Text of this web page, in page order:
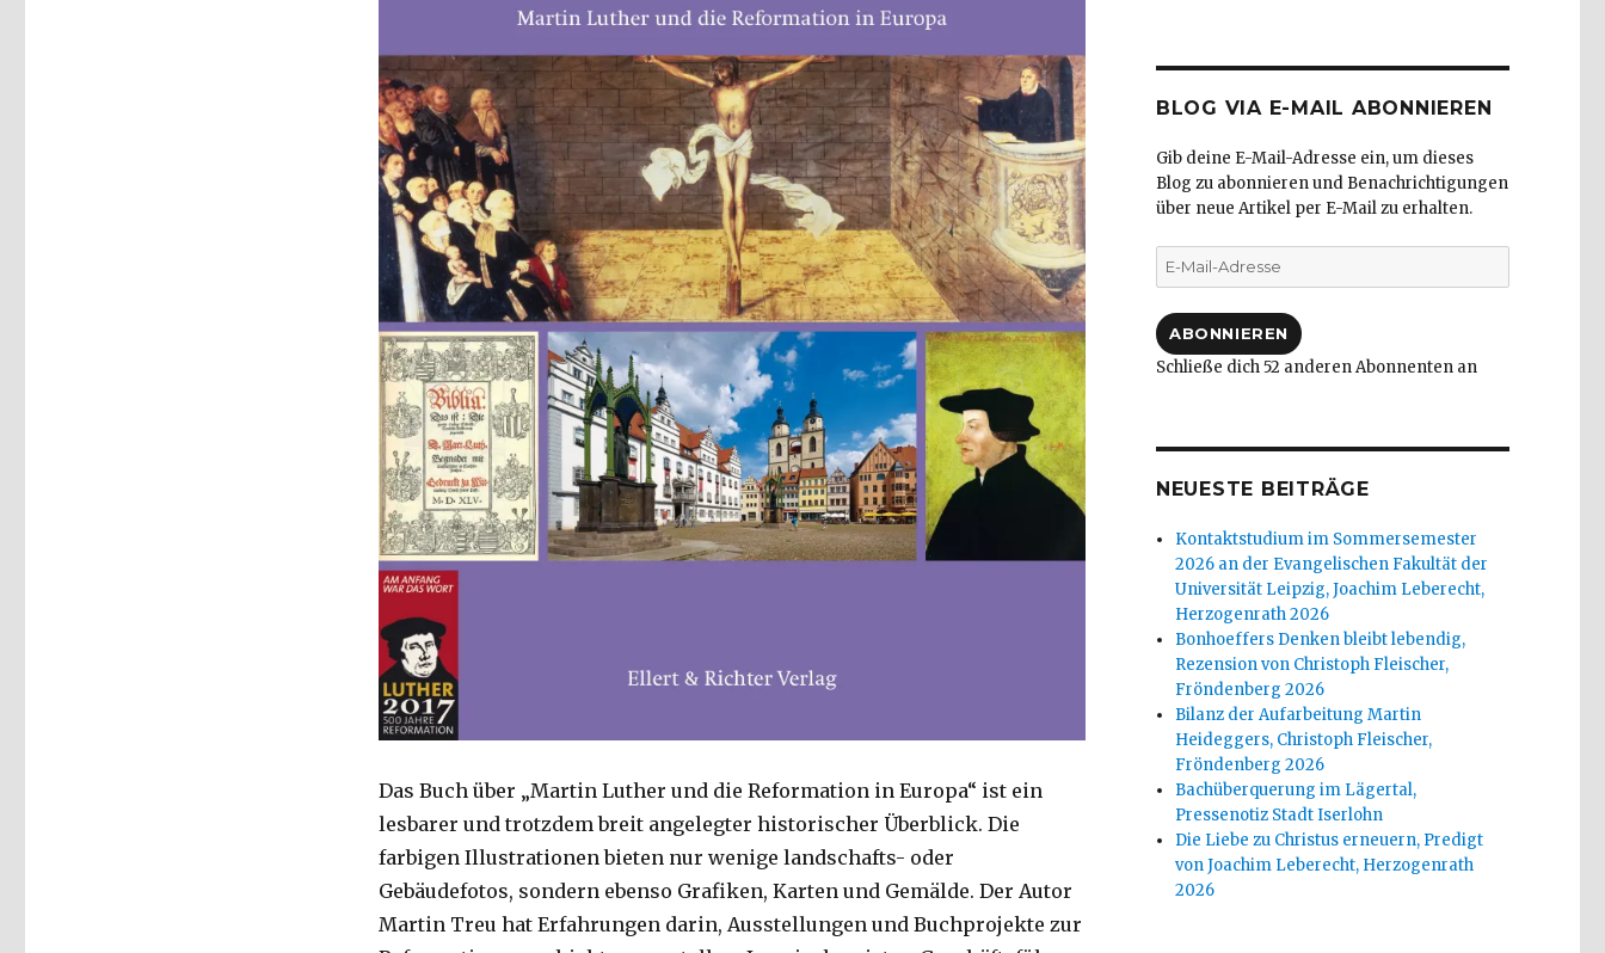
Das Buch über „Martin Luther und die Reformation in Europa“ ist ein
lesbarer und trotzdem breit angelegter historischer Überblick. Die
farbigen Illustrationen bieten nur wenige landschafts- oder
Gebäudefotos, sondern ebenso Grafiken, Karten und Gemälde. Der Autor
Martin Treu hat Erfahrungen darin, Ausstellungen und Buchprojekte zur
BLOG VIA E-MAIL ABONNIEREN
Gib deine E-Mail-Adresse ein, um dieses
Blog zu abonnieren und Benachrichtigungen
über neue Artikel per E-Mail zu erhalten.
E-
Mail-
ABONNIEREN
Schließe dich 52 anderen Abonnenten an
NEUESTE BEITRÄGE
Kontaktstudium im Sommersemester
2026 an der Evangelischen Fakultät der
Universität Leipzig, Joachim Leberecht,
Herzogenrath 2026
Bonhoeffers Denken bleibt lebendig,
Rezension von Christoph Fleischer,
Fröndenberg 2026
Bilanz der Aufarbeitung Martin
Heideggers, Christoph Fleischer,
Fröndenberg 2026
Bachüberquerung im Lägertal,
Pressenotiz Stadt Iserlohn
Die Liebe zu Christus erneuern, Predigt
von Joachim Leberecht, Herzogenrath
2026